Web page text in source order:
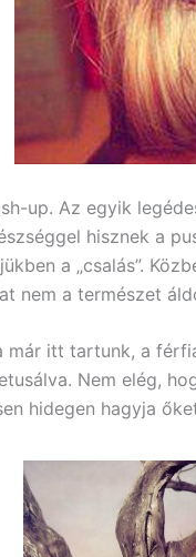
up. Az egyik
hisznek a
a „csalás”.
nem a természet
már itt tartunk, a
Nem elég,
hidegen hagyja